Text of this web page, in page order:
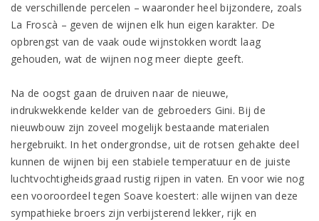
de verschillende percelen – waaronder heel bijzondere, zoals
La Froscà – geven de wijnen elk hun eigen karakter. De
opbrengst van de vaak oude wijnstokken wordt laag
gehouden, wat de wijnen nog meer diepte geeft.
Na de oogst gaan de druiven naar de nieuwe,
indrukwekkende kelder van de gebroeders Gini. Bij de
nieuwbouw zijn zoveel mogelijk bestaande materialen
hergebruikt. In het ondergrondse, uit de rotsen gehakte deel
kunnen de wijnen bij een stabiele temperatuur en de juiste
luchtvochtigheidsgraad rustig rijpen in vaten. En voor wie nog
een vooroordeel tegen Soave koestert: alle wijnen van deze
sympathieke broers zijn verbijsterend lekker, rijk en